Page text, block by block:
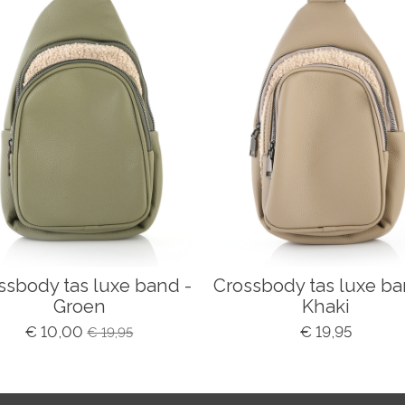
tas luxe band -
Groen
€ 10,00 € 19,95
Crossbody tas luxe
Khaki
€ 19,95